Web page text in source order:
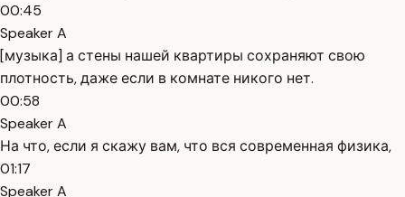
00:45
Speaker A
[музыка] а стены нашей квартиры сохраняют свою
плотность, даже если в комнате никого нет.
00:58
Speaker A
На что, если я скажу вам, что вся современная физика,
01:17
Speaker A